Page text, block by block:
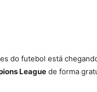
do futebol está
League de forma